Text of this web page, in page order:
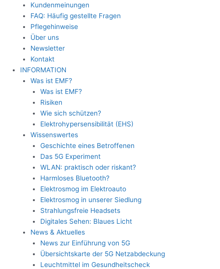
Kundenmeinungen
FAQ: Häufig gestellte Fragen
Pflegehinweise
Über uns
Newsletter
Kontakt
INFORMATION
Was ist EMF?
Was ist EMF?
Risiken
Wie sich schützen?
Elektrohypersensibilität (EHS)
Wissenswertes
Geschichte eines Betroffenen
Das 5G Experiment
WLAN: praktisch oder riskant?
Harmloses Bluetooth?
Elektrosmog im Elektroauto
Elektrosmog in unserer Siedlung
Strahlungsfreie Headsets
Digitales Sehen: Blaues Licht
News & Aktuelles
News zur Einführung von 5G
Übersichtskarte der 5G Netzabdeckung
Leuchtmittel im Gesundheitscheck